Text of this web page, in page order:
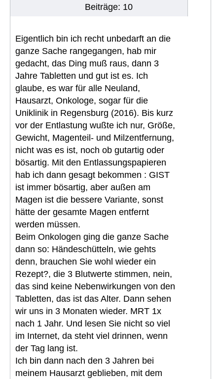
Beiträge: 10
Eigentlich bin ich recht unbedarft an die
ganze Sache rangegangen, hab mir
gedacht, das Ding muß raus, dann 3
Jahre Tabletten und gut ist es. Ich
glaube, es war für alle Neuland,
Hausarzt, Onkologe, sogar für die
Uniklinik in Regensburg (2016). Bis kurz
vor der Entlastung wußte ich nur, Größe,
Gewicht, Magenteil- und Milzentfernung,
nicht was es ist, noch ob gutartig oder
bösartig. Mit den Entlassungspapieren
hab ich dann gesagt bekommen : GIST
ist immer bösartig, aber außen am
Magen ist die bessere Variante, sonst
hätte der gesamte Magen entfernt
werden müssen.
Beim Onkologen ging die ganze Sache
dann so: Händeschütteln, wie gehts
denn, brauchen Sie wohl wieder ein
Rezept?, die 3 Blutwerte stimmen, nein,
das sind keine Nebenwirkungen von den
Tabletten, das ist das Alter. Dann sehen
wir uns in 3 Monaten wieder. MRT 1x
nach 1 Jahr. Und lesen Sie nicht so viel
im Internet, da steht viel drinnen, wenn
der Tag lang ist.
Ich bin dann nach den 3 Jahren bei
meinem Hausarzt geblieben, mit dem